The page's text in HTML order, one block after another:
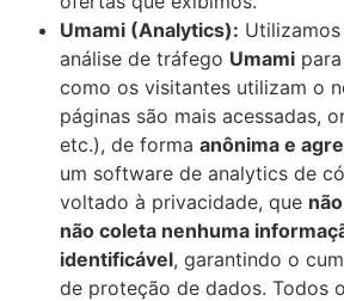
Umami (Analytics):
análise de tráfego Umami
como os visitantes utilizam o
páginas são mais acessadas,
etc.), de forma anônima e
um software de analytics de
voltado à privacidade, que
não coleta nenhuma
identificável, garantindo o
de proteção de dados. Todos